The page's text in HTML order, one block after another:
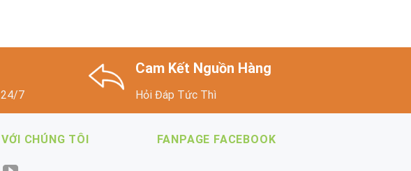
24/7
Cam Kết Nguồn Hàng
Hỏi Đáp Tức Thì
CHÚNG TÔI FANPAGE FACEBOOK